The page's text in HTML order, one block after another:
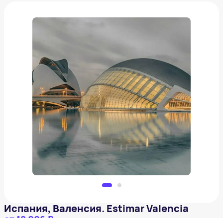
Испания, Валенсия. Estimar Valencia
от18 006 ₽
Добавить в вишлист
Испания, Валенсия. Estimar Valencia